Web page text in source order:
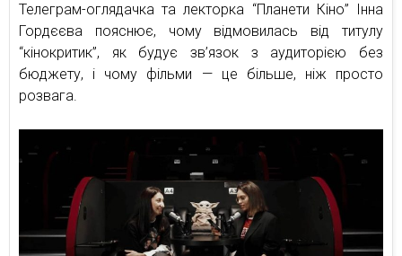
Телеграм-оглядачка та лекторка “Планети Кіно” Інна
Гордєєва пояснює, чому відмовилась від титулу
“кінокритик”, як будує зв’язок з аудиторією без
бюджету, і чому фільми — це більше, ніж просто
розвага.